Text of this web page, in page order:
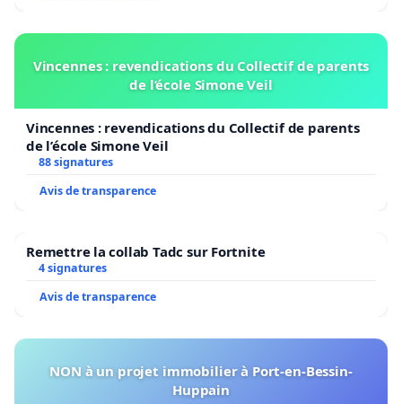
Vincennes : revendications du Collectif de parents
de l’école Simone Veil
Vincennes : revendications du Collectif de parents
de l’école Simone Veil
88 signatures
Avis de transparence
Remettre la collab Tadc sur Fortnite
4 signatures
Avis de transparence
NON à un projet immobilier à Port-en-Bessin-
Huppain